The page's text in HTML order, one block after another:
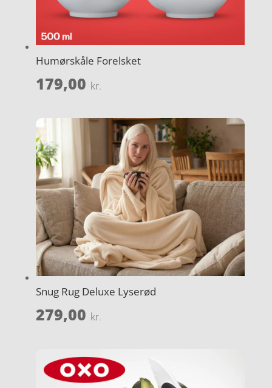
Humørskåle Forelsket
179,00 kr.
Snug Rug Deluxe Lyserød
279,00 kr.